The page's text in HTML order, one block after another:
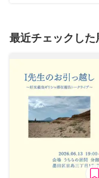
最近チェックした